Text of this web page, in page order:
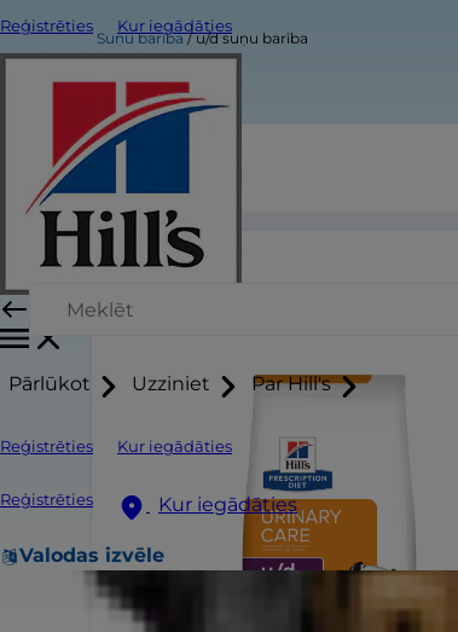
Reģistrēties Kur iegādāties
Pārlūkot Uzziniet Par Hill's
Reģistrēties Kur iegādāties
Reģistrēties Kur iegādāties
Valodas izvēle
Suņu barība u/d suņu barība
u/d suņu barība